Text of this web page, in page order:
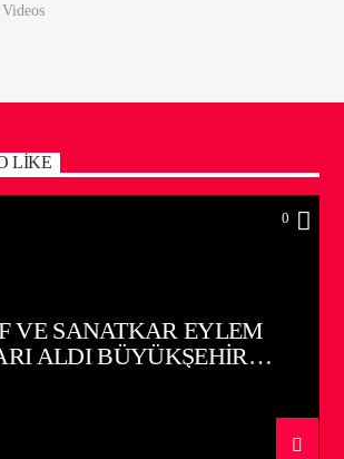
LIKE
0
VE SANATKAR EYLEM
ALDI BÜYÜKŞEHİR